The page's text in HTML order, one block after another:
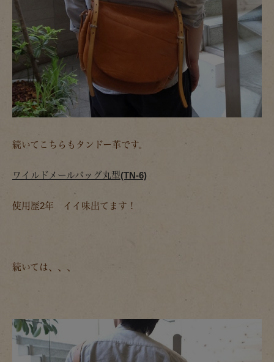
続いてこちらもタンドー革です。
ワイルドメールバッグ丸型(TN-6)
使用歴2年 イイ味出てます！
続いては、、、